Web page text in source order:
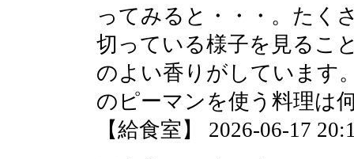
ってみると・・・。たく
切っている様子を見るこ
のよい香りがしています
のピーマンを使う料理は
【給食室】 2026-06-17